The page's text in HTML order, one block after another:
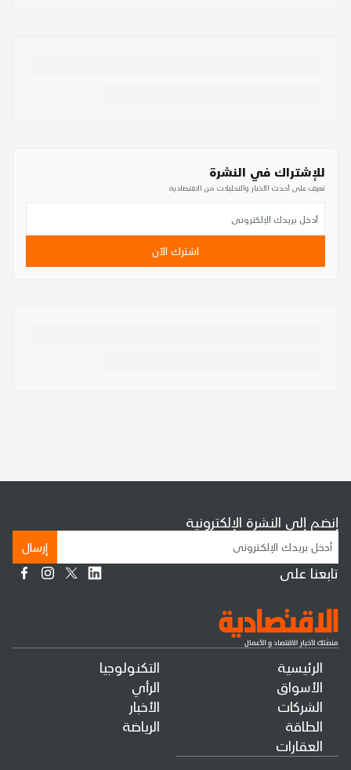
للإشتراك في النشرة
تعرف على أحدث الأخبار والتحليلات من الاقتصادية
اشترك الآن
الرئيسية
الأسواق
الشركات
الطاقة
العقارات
التكنولوجيا
الرأي
الأخبار
الرياضة
إنضم إلى النشرة الإلكترونية
إرسال
تابعنا على